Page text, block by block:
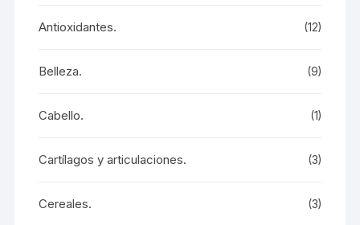
Antioxidantes. (12)
Belleza. (9)
Cabello. (1)
Cartílagos y articulaciones. (3)
Cereales. (3)